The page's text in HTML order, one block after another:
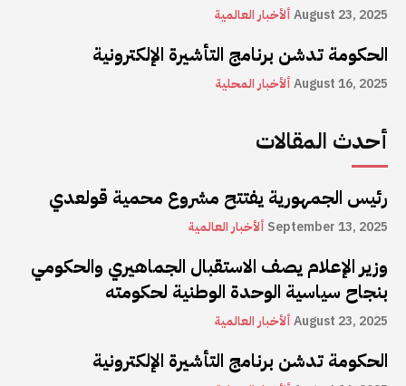
ألأخبار العالميةAugust 23, 2025
الحكومة تدشن برنامج التأشيرة الإلكترونية
ألأخبار المحليةAugust 16, 2025
أحدث المقالات
رئيس الجمهورية يفتتح مشروع محمية قولعدي
ألأخبار العالمية September 13, 2025
وزير الإعلام يصف الاستقبال الجماهيري والحكومي
بنجاح سياسية الوحدة الوطنية لحكومته
ألأخبار العالميةAugust 23, 2025
الحكومة تدشن برنامج التأشيرة الإلكترونية